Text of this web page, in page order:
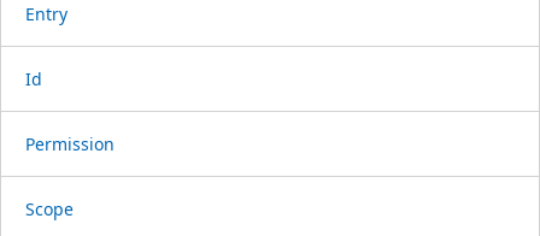
Entry
Id
Permission
Scope